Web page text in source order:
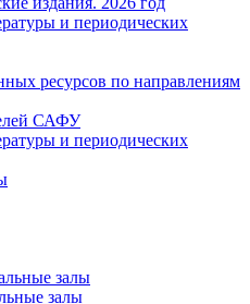
и периодических
ресурсов по направлениям
САФУ
и периодических
залы
залы